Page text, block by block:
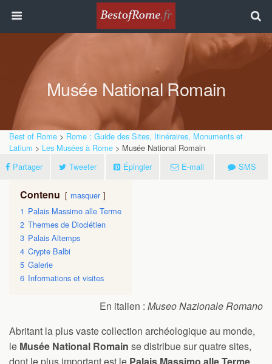
Musée National Romain
Best of Rome > Rome : Guide des Sites, Itinéraires, Monuments et
Latium > Les Musées à Rome > Musée National Romain
Partager
Tweeter Épingler E-mail SMS
Contenu
masquer
1 Palais Massimo alle Terme
2 Thermes de Dioclétien
3 Palais Altemps
4 Crypte Balbi
5 Galerie
6 Informations et visites
En italien : Museo Nazionale Romano
Abritant la plus vaste collection archéologique au monde,
le Musée National Romain se distribue sur quatre sites,